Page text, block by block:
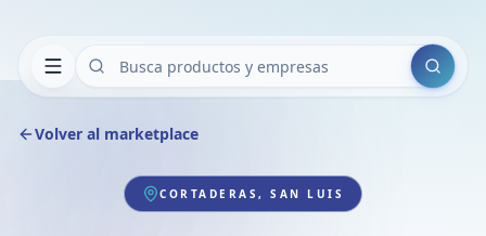
Buscar
Volver al marketplace
CORTADERAS, SAN LUIS